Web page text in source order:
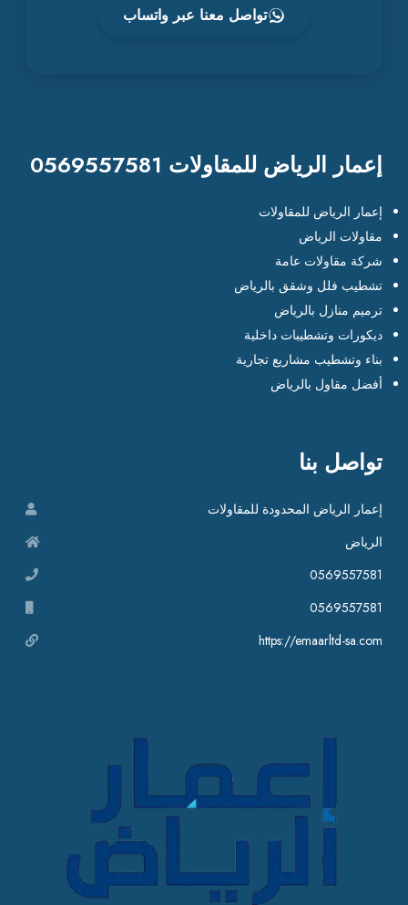
تواصل معنا عبر واتساب
إعمار الرياض للمقاولات 0569557581
إعمار الرياض للمقاولات
مقاولات الرياض
شركة مقاولات عامة
تشطيب فلل وشقق بالرياض
ترميم منازل بالرياض
ديكورات وتشطيبات داخلية
بناء وتشطيب مشاريع تجارية
أفضل مقاول بالرياض
تواصل بنا
إعمار الرياض المحدودة للمقاولات
الرياض
0569557581
0569557581
https://emaarltd-sa.com